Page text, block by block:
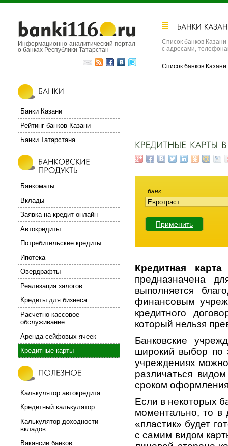
банк
Кредитная
предназначена
выполняется
финансовым
кредитного
который нельзя
Банковские
широкий выбор по
учреждениях
различаться
сроком
Если в некоторых
моментально, то в
«пластик» будет
с самим видом
Информационно-аналитический портал
о банках Республики Татарстан
Список банков Казани
с адресами,
Список банков Казани
Банки Казани
Рейтинг банков Казани
Банки Татарстана
Банкоматы
Вклады
Заявка на кредит онлайн
Автокредиты
Потребительские кредиты
Ипотека
Овердрафты
Реализация залогов
Кредиты для бизнеса
Расчетно-кассовое
обслуживание
Аренда сейфовых ячеек
Кредитные карты
Калькулятор автокредита
Кредитный калькулятор
Калькулятор доходности
вкладов
Вакансии банков